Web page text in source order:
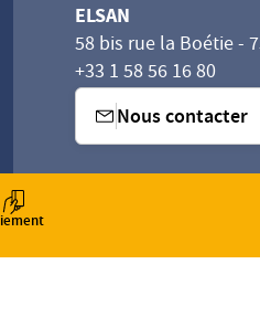
en garantissant la
ELSAN
58 bis rue la Boétie -
+33 1 58 56 16 80
Nous contacter
Agence digitale : VOID